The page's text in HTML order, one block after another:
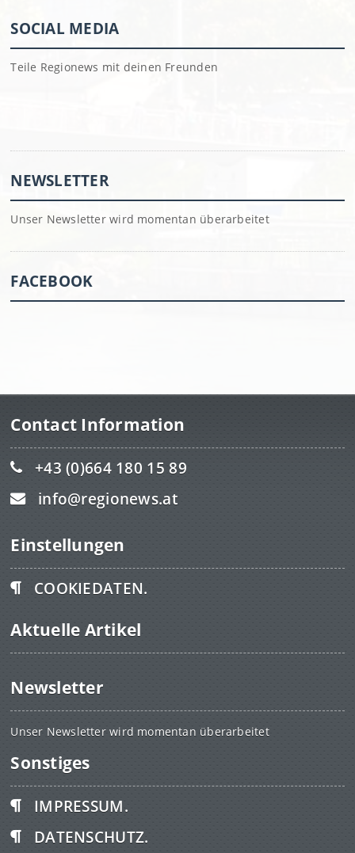
SOCIAL MEDIA
Teile Regionews mit deinen Freunden
NEWSLETTER
Unser Newsletter wird momentan überarbeitet
FACEBOOK
Contact Information
+43 (0)664 180 15 89
info@regionews.at
Einstellungen
COOKIEDATEN.
Aktuelle Artikel
Newsletter
Unser Newsletter wird momentan überarbeitet
Sonstiges
IMPRESSUM.
DATENSCHUTZ.